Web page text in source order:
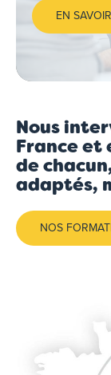
EN
Nous
France et
de
adaptés,
NOS